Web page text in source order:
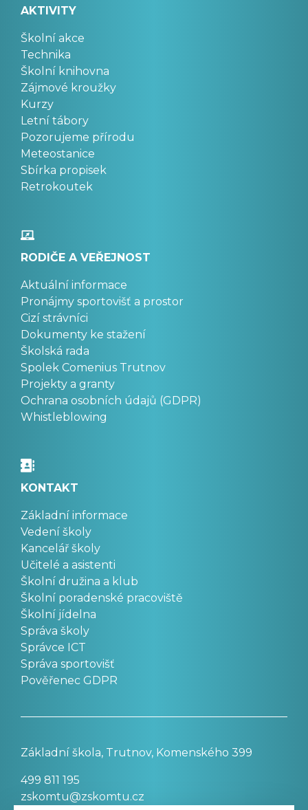
AKTIVITY
Školní akce
Technika
Školní knihovna
Zájmové kroužky
Kurzy
Letní tábory
Pozorujeme přírodu
Meteostanice
Sbírka propisek
Retrokoutek
RODIČE A VEŘEJNOST
Aktuální informace
Pronájmy sportovišť a prostor
Cizí strávníci
Dokumenty ke stažení
Školská rada
Spolek Comenius Trutnov
Projekty a granty
Ochrana osobních údajů (GDPR)
Whistleblowing
KONTAKT
Základní informace
Vedení školy
Kancelář školy
Učitelé a asistenti
Školní družina a klub
Školní poradenské pracoviště
Školní jídelna
Správa školy
Správce ICT
Správa sportovišť
Pověřenec GDPR
Základní škola, Trutnov, Komenského 399
499 811 195
zskomtu@zskomtu.cz